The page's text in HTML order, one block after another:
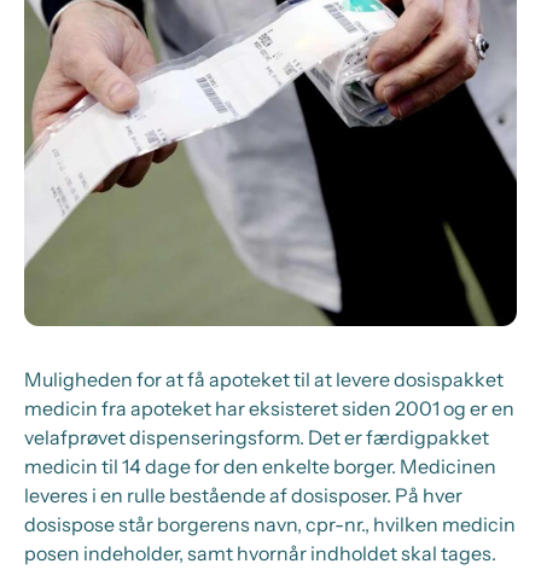
Muligheden for at få apoteket til at levere dosispakket
medicin fra apoteket har eksisteret siden 2001 og er en
velafprøvet dispenseringsform. Det er færdigpakket
medicin til 14 dage for den enkelte borger. Medicinen
leveres i en rulle bestående af dosisposer. På hver
dosispose står borgerens navn, cpr-nr., hvilken medicin
posen indeholder, samt hvornår indholdet skal tages.